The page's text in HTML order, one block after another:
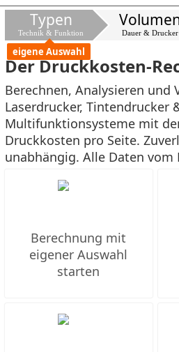
Typen
Technik & Funktion
eigene Auswahl
Dauer & Drucker
Der Druckkosten-
Berechnen, Analysieren und
Laserdrucker, Tintendrucker
Multifunktionsysteme mit
Druckkosten pro Seite.
unabhängig. Alle Daten vom
Berechnung mit
eigener Auswahl
starten